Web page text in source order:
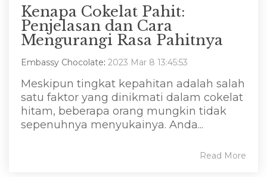
Kenapa Cokelat Pahit:
Penjelasan dan Cara
Mengurangi Rasa Pahitnya
Embassy Chocolate: 2023 Mar 8 13:45:53
Meskipun tingkat kepahitan adalah salah
satu faktor yang dinikmati dalam cokelat
hitam, beberapa orang mungkin tidak
sepenuhnya menyukainya. Anda...
Read More